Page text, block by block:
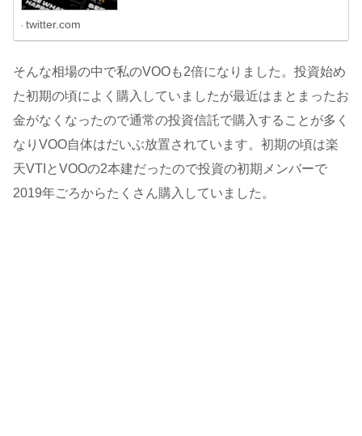
twitter.com
そんな相場の中で私のVOOも2倍になりました。投資始め
た初期の頃によく購入していましたが最近はまとまったお
金がなくなったので通常の投資信託で購入することが多く
なりVOO自体はだいぶ放置されています。初期の頃は楽
天VTIとVOOの2本建だったので投資の初期メンバーで
2019年ごろからたくさん購入していました。